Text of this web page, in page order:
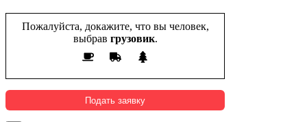
Пожалуйста, докажите, что вы человек,
выбрав грузовик.